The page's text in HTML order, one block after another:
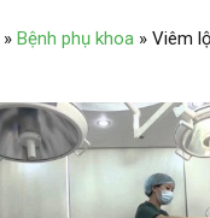
» Bệnh phụ khoa » Viêm